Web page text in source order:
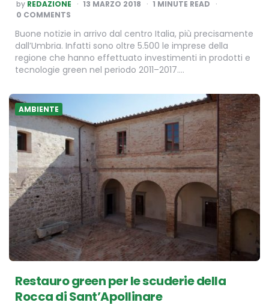
BY
by REDAZIONE 13 MARZO 2018 1 MINUTE READ
0 COMMENTS
Buone notizie in arrivo dal centro Italia, più precisamente
dall’Umbria. Infatti sono oltre 5.500 le imprese della
regione che hanno effettuato investimenti in prodotti e
tecnologie green nel periodo 2011–2017….
AMBIENTE
Restauro green per le scuderie della
Rocca di Sant’Apollinare